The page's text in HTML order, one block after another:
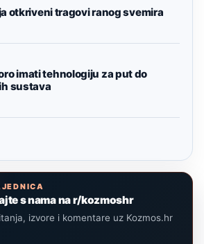
otkriveni tragovi ranog svemira
imati tehnologiju za put do
sustava
s nama na r/kozmoshr
izvore i komentare uz Kozmos.hr